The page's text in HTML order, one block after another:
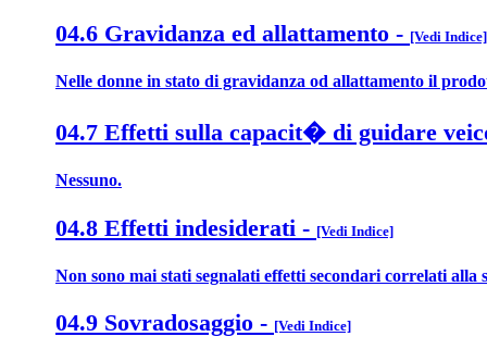
04.6 Gravidanza ed allattamento - [Vedi Indice]
Nelle donne in stato di gravidanza od allattamento il
04.7 Effetti sulla capacit� di guidare
Nessuno.
04.8 Effetti indesiderati - [Vedi Indice]
Non sono mai stati segnalati effetti secondari correlati
04.9 Sovradosaggio - [Vedi Indice]